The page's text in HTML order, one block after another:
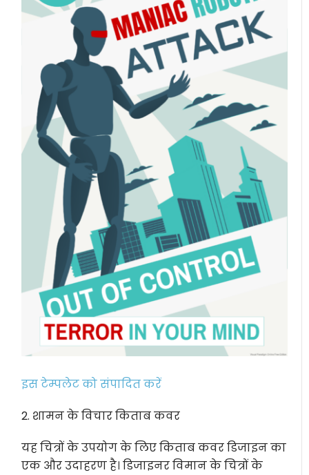
इस टेम्पलेट को संपादित करें
2. शामन के विचार किताब कवर
यह चित्रों के उपयोग के लिए किताब कवर डिजाइन का
एक और उदाहरण है। डिजाइनर विमान के चित्रों के